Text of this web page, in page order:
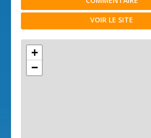
VOIR LE SITE
+
−